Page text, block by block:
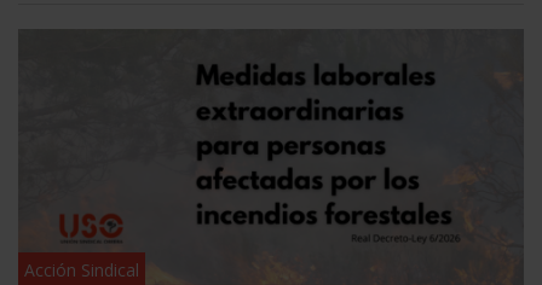
Acción Sindical